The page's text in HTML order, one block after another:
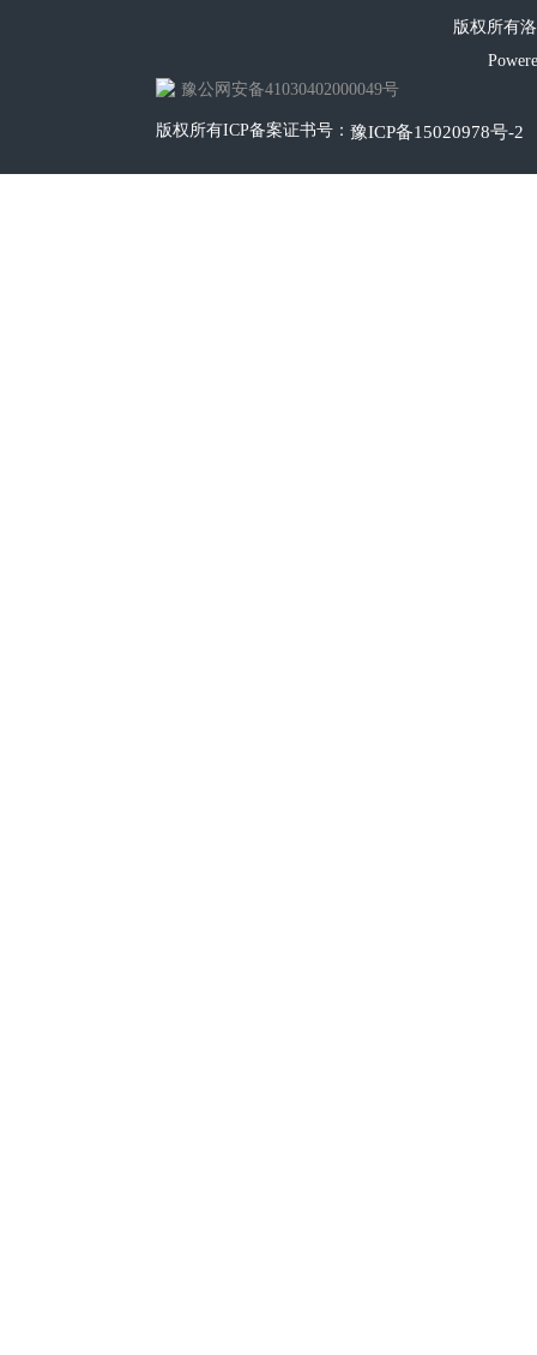
版权所有
豫公网安备41030402000049号
版权所有ICP备案证书号： 豫ICP备15020978号-2